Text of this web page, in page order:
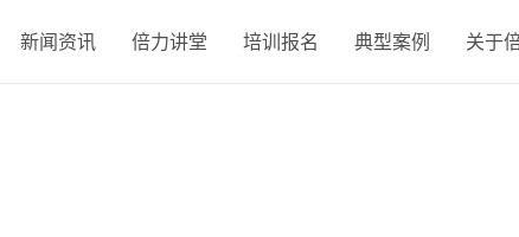
新闻资讯 倍力讲堂 培训报名 典型案例 关于